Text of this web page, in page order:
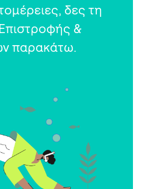
δες τη
&
παρακάτω.